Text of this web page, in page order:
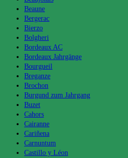
Beaune
Bergerac
Bierzo
Bolgheri
Bordeaux AC
Bordeaux Jahrgänge
Bourgueil
Breganze
Brochon
Burgund zum Jahrgang
Buzet
Cahors
Cairanne
Cariñena
Carnuntum
Castillo y Léon